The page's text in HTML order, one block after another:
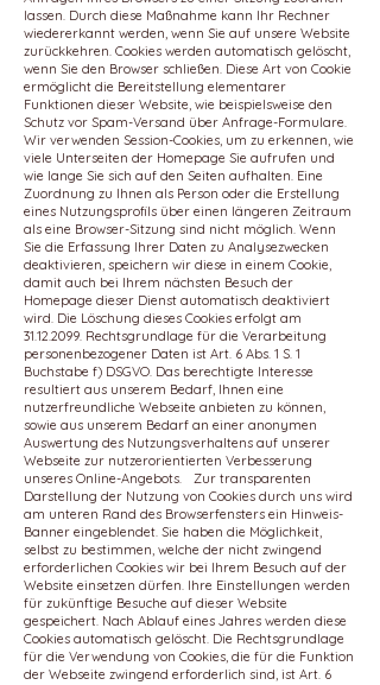
lassen. Durch diese Maßnahme kann Ihr Rechner
wiedererkannt werden, wenn Sie auf unsere Website
zurückkehren. Cookies werden automatisch gelöscht,
wenn Sie den Browser schließen. Diese Art von Cookie
ermöglicht die Bereitstellung elementarer
Funktionen dieser Website, wie beispielsweise den
Schutz vor Spam-Versand über Anfrage-Formulare.
Wir verwenden Session-Cookies, um zu erkennen, wie
viele Unterseiten der Homepage Sie aufrufen und
wie lange Sie sich auf den Seiten aufhalten. Eine
Zuordnung zu Ihnen als Person oder die Erstellung
eines Nutzungsprofils über einen längeren Zeitraum
als eine Browser-Sitzung sind nicht möglich. Wenn
Sie die Erfassung Ihrer Daten zu Analysezwecken
deaktivieren, speichern wir diese in einem Cookie,
damit auch bei Ihrem nächsten Besuch der
Homepage dieser Dienst automatisch deaktiviert
wird. Die Löschung dieses Cookies erfolgt am
31.12.2099. Rechtsgrundlage für die Verarbeitung
personenbezogener Daten ist Art. 6 Abs. 1 S. 1
Buchstabe f) DSGVO. Das berechtigte Interesse
resultiert aus unserem Bedarf, Ihnen eine
nutzerfreundliche Webseite anbieten zu können,
sowie aus unserem Bedarf an einer anonymen
Auswertung des Nutzungsverhaltens auf unserer
Webseite zur nutzerorientierten Verbesserung
unseres Online-Angebots. Zur transparenten
Darstellung der Nutzung von Cookies durch uns wird
am unteren Rand des Browserfensters ein Hinweis-
Banner eingeblendet. Sie haben die Möglichkeit,
selbst zu bestimmen, welche der nicht zwingend
erforderlichen Cookies wir bei Ihrem Besuch auf der
Website einsetzen dürfen. Ihre Einstellungen werden
für zukünftige Besuche auf dieser Website
gespeichert. Nach Ablauf eines Jahres werden diese
Cookies automatisch gelöscht. Die Rechtsgrundlage
für die Verwendung von Cookies, die für die Funktion
der Webseite zwingend erforderlich sind, ist Art. 6